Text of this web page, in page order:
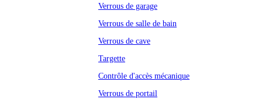
Verrous de garage
Verrous de salle de bain
Verrous de cave
Targette
Contrôle d'accès mécanique
Verrous de portail